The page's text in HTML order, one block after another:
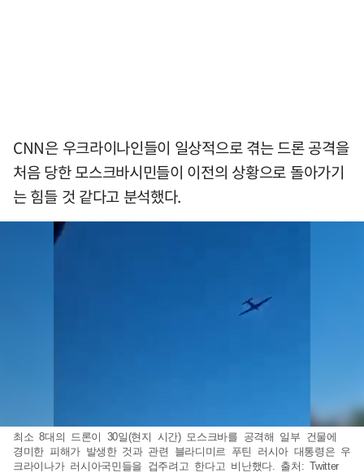
CNN은 우크라이나인들이 일상적으로 겪는 드론 공격을
처음 당한 모스크바시민들이 이전의 상황으로 돌아가기
는 힘들 것 같다고 분석했다.
최소 8대의 드론이 30일(현지 시간) 모스크바를 공격해 일부 건물에
경미한 피해가 발생한 것과 관련 블라디미르 푸틴 러시아 대통령은 우
크라이나가 러시아국민들을 겁주려고 한다고 비난했다. 출처: Twitter